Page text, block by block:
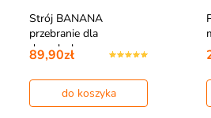
Strój BANANA
przebranie dla
dorosłych
89,90zł
do koszyka